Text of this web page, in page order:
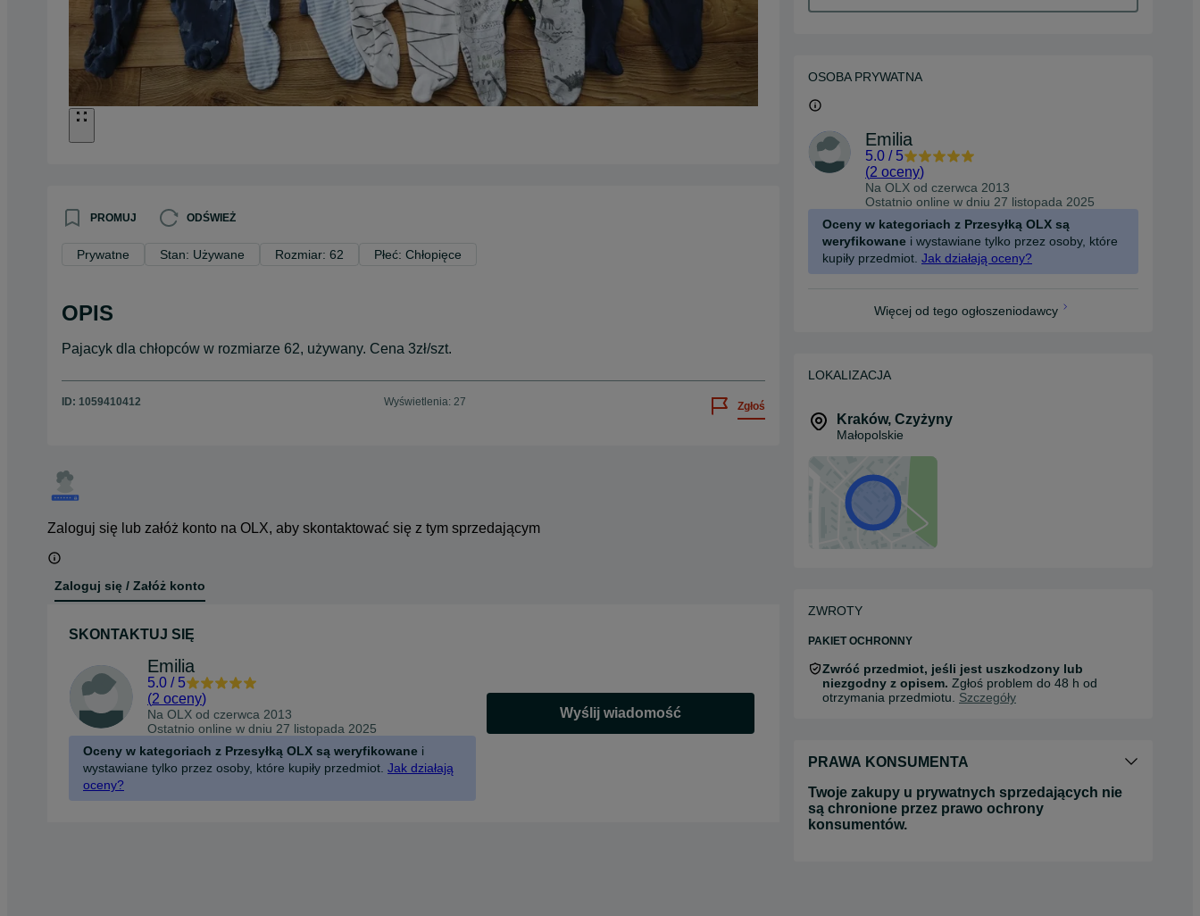
PROMUJ ODŚWIEŻ
Prywatne Stan: Używane Rozmiar: 62 Płeć: Chłopięce
OPIS
Pajacyk dla chłopców w rozmiarze 62, używany. Cena 3zł/szt.
ID: 1059410412 Wyświetlenia: 27 Zgłoś
Zaloguj się lub załóż konto na OLX, aby skontaktować się z tym sprzedającym
Zaloguj się / Załóż konto
SKONTAKTUJ SIĘ
Emilia
5.0 / 5
(2 oceny)
Na OLX od czerwca 2013
Ostatnio online w dniu 27 listopada 2025
Oceny w kategoriach z Przesyłką OLX są weryfikowane i
wystawiane tylko przez osoby, które kupiły przedmiot. Jak działają
oceny?
Wyślij wiadomość
OSOBA PRYWATNA
Emilia
5.0 / 5
(2 oceny)
Na OLX od czerwca 2013
Ostatnio online w dniu 27 listopada 2025
Oceny w kategoriach z Przesyłką OLX są
weryfikowane i wystawiane tylko przez osoby, które
kupiły przedmiot. Jak działają oceny?
Więcej od tego ogłoszeniodawcy
LOKALIZACJA
Kraków, Czyżyny
Małopolskie
ZWROTY
PAKIET OCHRONNY
Zwróć przedmiot, jeśli jest uszkodzony lub
niezgodny z opisem. Zgłoś problem do 48 h od
otrzymania przedmiotu. Szczegóły
PRAWA KONSUMENTA
Twoje zakupy u prywatnych sprzedających nie
są chronione przez prawo ochrony
konsumentów.